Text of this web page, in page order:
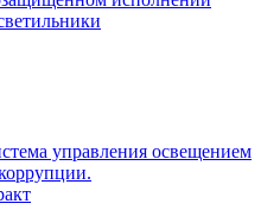
управления освещением